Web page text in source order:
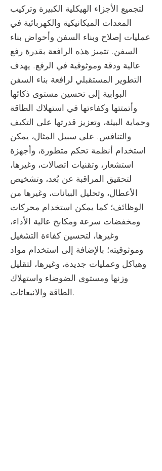
لتجميع الأجزاء الهيكلية الكبيرة وتركيب
المعدات الميكانيكية والكهربائية في
عمليات إصلاح وبناء السفن وأحواض بناء
السفن. تتميز هذه الرافعة بقدرة رفع
عالية ودقة وموثوقية في الرفع. يهدف
التطوير المستقبلي لرافعة بناء السفن
البوابية إلى تحسين مستوى ذكائها
وأتمتتها وكفاءتها في استهلاك الطاقة
وحماية البيئة، وتعزيز قدرتها على التكيف
والتنافس. على سبيل المثال، يمكن
استخدام أنظمة تحكم متطورة، وأجهزة
استشعار، وتقنيات اتصالات، وغيرها،
لتحقيق المراقبة عن بُعد، وتشخيص
الأعطال، وتحليل البيانات، وغيرها من
الوظائف؛ كما يمكن استخدام محركات
ومخفضات سرعة ومكابح عالية الأداء،
وغيرها، لتحسين كفاءة التشغيل
وموثوقيته؛ بالإضافة إلى استخدام مواد
وهياكل وعمليات جديدة، وغيرها، لتقليل
وزنها ومستوى الضوضاء واستهلاك
الطاقة والانبعاثات.